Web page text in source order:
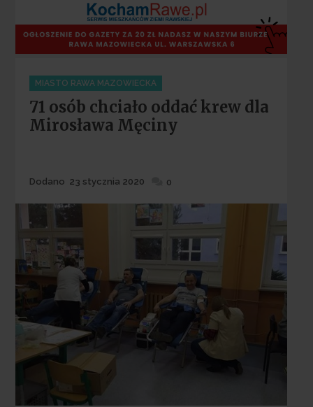
Categories
MIASTO RAWA MAZOWIECKA
71 osób chciało oddać krew dla
Mirosława Męciny
Dodane
Dodano 23 stycznia 2020 0